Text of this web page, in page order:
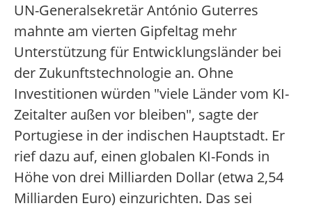
UN-Generalsekretär António Guterres
mahnte am vierten Gipfeltag mehr
Unterstützung für Entwicklungsländer bei
der Zukunftstechnologie an. Ohne
Investitionen würden "viele Länder vom KI-
Zeitalter außen vor bleiben", sagte der
Portugiese in der indischen Hauptstadt. Er
rief dazu auf, einen globalen KI-Fonds in
Höhe von drei Milliarden Dollar (etwa 2,54
Milliarden Euro) einzurichten. Das sei